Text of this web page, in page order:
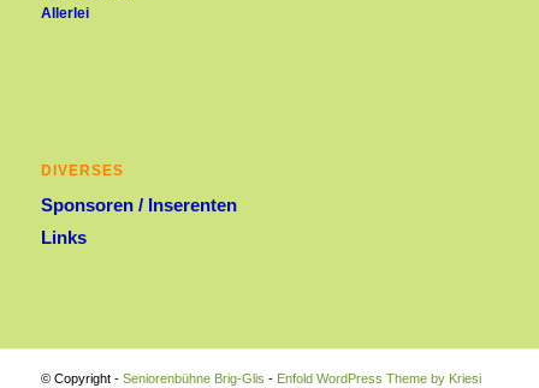
Allerlei
DIVERSES
Sponsoren / Inserenten
Links
© Copyright - Seniorenbühne Brig-Glis - Enfold WordPress Theme by Kriesi